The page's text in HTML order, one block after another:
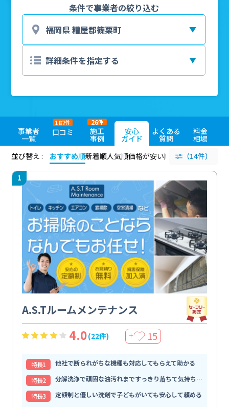
条件で事業者の絞り込む
事業者
一覧
口コミ
187件
施工
事例
26件
安心
ガイド
よくある
質問
料金
相場
並び替え :
おすすめ順新着順人気順価格が安い順 評価が高い順
（14件）
1
A.S.Tルームメンテナンス
4.0(22件) ＋ 15
特⻑1
他社で断られがちな機種も対応してもらえて助かる
特⻑2
分解洗浄で頑固な油汚れまですっきり落ちて気持ちいい
特⻑3
定額制と優しい洗剤で子どもがいても安心して頼める